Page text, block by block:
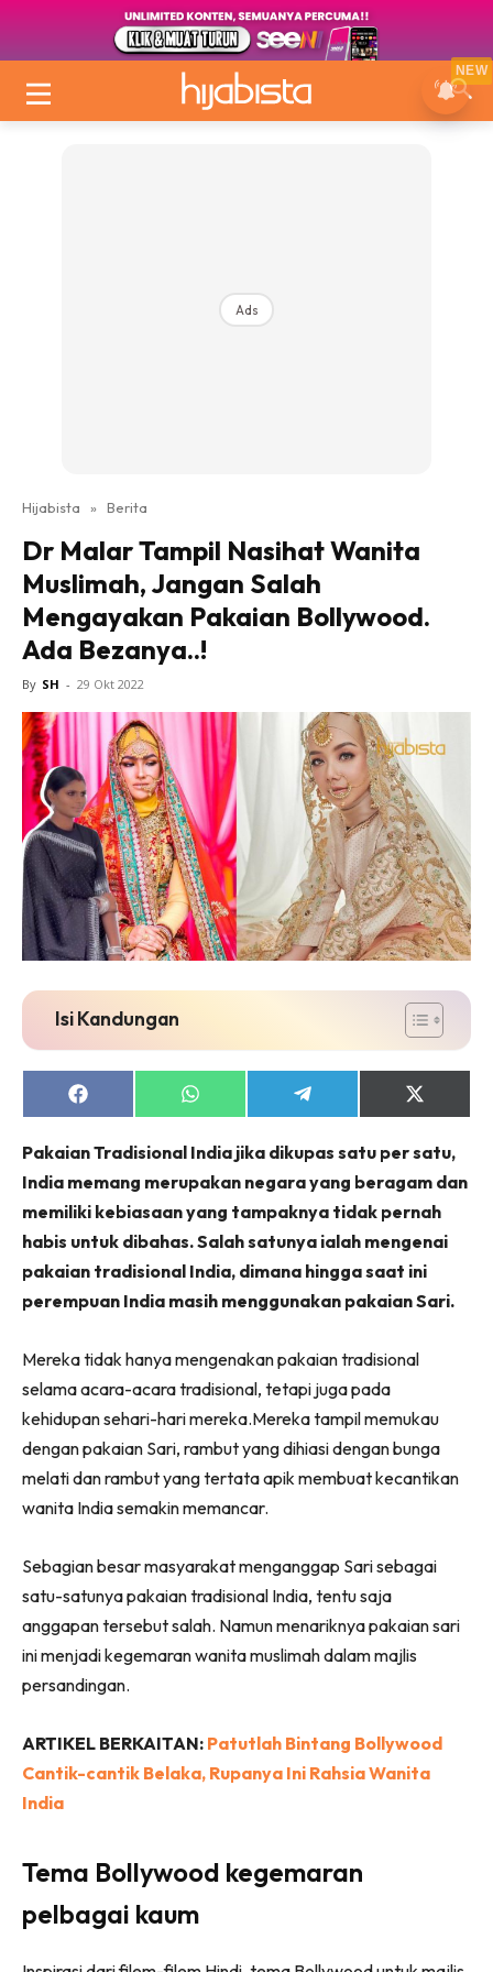
Ads
Hijabista » Berita
Dr Malar Tampil Nasihat Wanita
Muslimah, Jangan Salah
Mengayakan Pakaian Bollywood.
Ada Bezanya..!
By SH - 29 Okt 2022
Isi Kandungan
Share
on
Share
on
Share
on
Share
on
(Twitter)
Pakaian Tradisional India jika dikupas satu per satu,
India memang merupakan negara yang beragam dan
memiliki kebiasaan yang tampaknya tidak pernah
habis untuk dibahas. Salah satunya ialah mengenai
pakaian tradisional India, dimana hingga saat ini
perempuan India masih menggunakan pakaian Sari.
Mereka tidak hanya mengenakan pakaian tradisional
selama acara-acara tradisional, tetapi juga pada
kehidupan sehari-hari mereka.Mereka tampil memukau
dengan pakaian Sari, rambut yang dihiasi dengan bunga
melati dan rambut yang tertata apik membuat kecantikan
wanita India semakin memancar.
Sebagian besar masyarakat menganggap Sari sebagai
satu-satunya pakaian tradisional India, tentu saja
anggapan tersebut salah. Namun menariknya pakaian sari
ini menjadi kegemaran wanita muslimah dalam majlis
persandingan.
ARTIKEL BERKAITAN: Patutlah Bintang Bollywood
Cantik-cantik Belaka, Rupanya Ini Rahsia Wanita
India
Tema Bollywood kegemaran
pelbagai kaum
NEW